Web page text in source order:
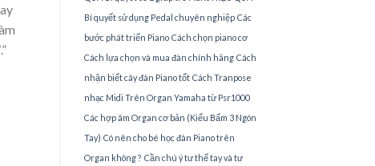
Bí quyết sử dụng Pedal chuyên nghiệp Các
bước phát triển Piano Cách chọn piano cơ
Cách lựa chọn và mua đàn chính hãng Cách
nhận biết cây đàn Piano tốt Cách Tranpose
nhạc Midi Trên Organ Yamaha từ Psr1000
Các hợp âm Organ cơ bản (Kiểu Bấm 3 Ngón
Tay) Có nên cho bé học đàn Piano trên
Organ không ? Cần chú ý tư thế tay và tư